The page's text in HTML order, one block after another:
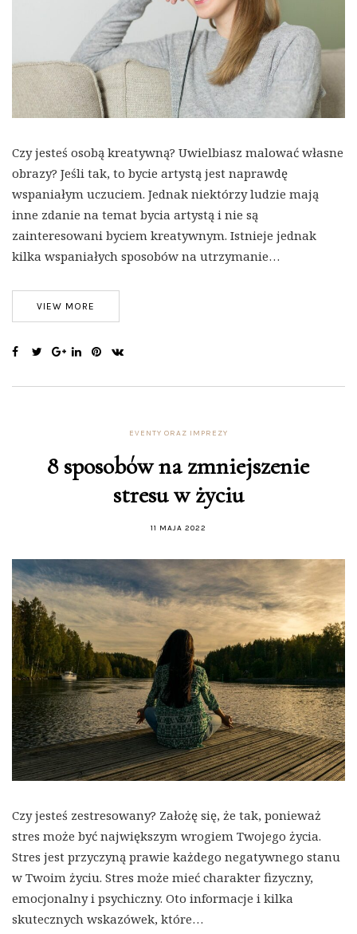
Czy jesteś osobą kreatywną? Uwielbiasz malować własne
obrazy? Jeśli tak, to bycie artystą jest naprawdę
wspaniałym uczuciem. Jednak niektórzy ludzie mają
inne zdanie na temat bycia artystą i nie są
zainteresowani byciem kreatywnym. Istnieje jednak
kilka wspaniałych sposobów na utrzymanie…
VIEW MORE
EVENTY ORAZ IMPREZY
8 sposobów na zmniejszenie
stresu w życiu
11 MAJA 2022
Czy jesteś zestresowany? Założę się, że tak, ponieważ
stres może być największym wrogiem Twojego życia.
Stres jest przyczyną prawie każdego negatywnego stanu
w Twoim życiu. Stres może mieć charakter fizyczny,
emocjonalny i psychiczny. Oto informacje i kilka
skutecznych wskazówek, które…